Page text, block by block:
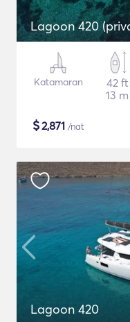
Lagoon 420
Katamaran
42 ft
13 m
$2,871 /nat
Lagoon 420